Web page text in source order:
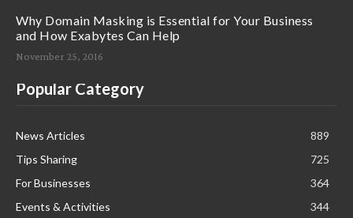
Why Domain Masking is Essential for Your Business
and How Exabytes Can Help
November 25, 2016
Popular Category
News Articles
889
Tips Sharing
725
For Businesses
364
Events & Activities
344